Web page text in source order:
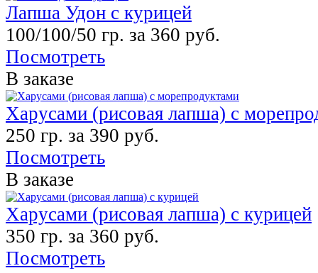
Лапша Удон с курицей
100/100/50 гр. за 360 руб.
Посмотреть
В заказе
Харусами (рисовая лапша) с
250 гр. за 390 руб.
Посмотреть
В заказе
Харусами (рисовая лапша) с курицей
350 гр. за 360 руб.
Посмотреть